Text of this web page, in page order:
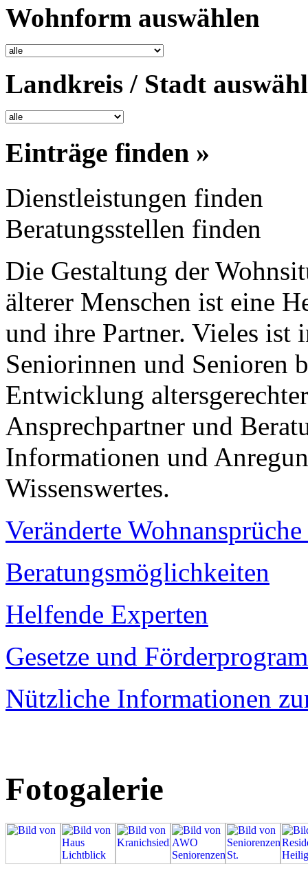
Wohnform auswählen
Landkreis / Stadt
Einträge finden »
Dienstleistungen finden
Beratungsstellen finden
Die Gestaltung der
älterer Menschen ist eine
und ihre Partner. Vieles ist
Seniorinnen und Senioren
Entwicklung
Ansprechpartner und
Informationen und
Wissenswertes.
Veränderte
Beratungsmöglichkeiten
Helfende Experten
Gesetze und
Nützliche Informationen
Fotogalerie